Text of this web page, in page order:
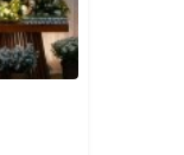
traba...